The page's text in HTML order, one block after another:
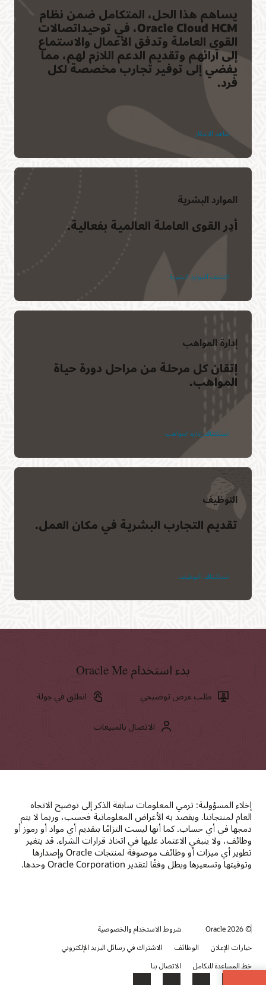
يساهم هذا الحل، المتكامل ضمن نظام
Oracle Cloud HCM، في توحيداتصالات
القوى العاملة وتدفق الأعمال والاستماع
إلى آرائهم وتقديم الدعم اللازم لهم، مما
يفضي إلى توفير تجارب مخصصة لكل
فرد.
شاهد الابتكار
الموارد البشرية
أدِر القوى العاملة العالمية بفعالية.
اكتشف الموارد البشرية
إدارة المواهب
إتقان كل مرحلة من مراحل دورة حياة
المواهب.
استكشاف إدارة المواهب
التوظيف
تقديم التجارب البشرية في مكان العمل.
استكشاف التوظيف
بدء استخدام Oracle Me
طلب عرض توضيحي انطلق في جولة
الاتصال بالمبيعات
إخلاء المسؤولية: ترمي المعلومات سابقة الذكر إلى توضيح الاتجاه
العام لمنتجاتنا. ويقصد به الأغراض المعلوماتية فحسب، وربما لا يتم
دمجها في أي حساب. كما أنها ليست التزامًا بتقديم أي مواد أو رموز أو
وظائف، ولا ينبغي الاعتماد عليها في اتخاذ قرارات الشراء. قد يتغير
تطوير أي ميزات أو وظائف موصوفة لمنتجات Oracle وإصدارها
وتوقيتها وتسعيرها ويظل وفقًا لتقدير Oracle Corporation وحدها.
© 2026 Oracle
شروط الاستخدام والخصوصية
خيارات الإعلان
الوظائف
الاشتراك في رسائل البريد الإلكتروني
خط المساعدة للتكامل
الاتصال بنا